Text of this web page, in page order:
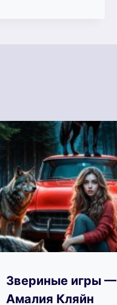
Звериные игры —
Амалия Кляйн